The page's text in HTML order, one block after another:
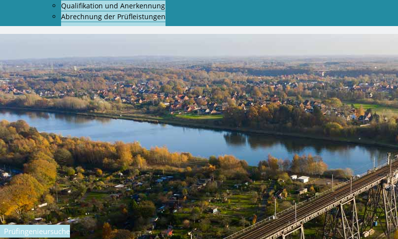
Qualifikation und Anerkennung
Abrechnung der Prüfleistungen
Prüfingenieursuche